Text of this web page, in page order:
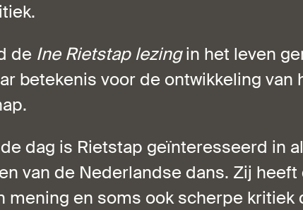
de Ine Rietstap lezingin het leven
betekenis voor de ontwikkeling van
dag is Rietstap geïnteresseerd in
van de Nederlandse dans. Zij heeft
mening en soms ook scherpe kritiek